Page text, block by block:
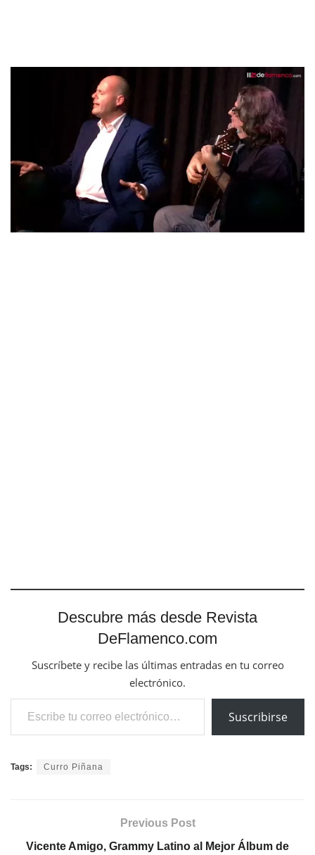
Descubre más desde Revista
DeFlamenco.com
Suscríbete y recibe las últimas entradas en tu correo
electrónico.
Escribe tu correo electrónico…
Suscribirse
Tags: Curro Piñana
Previous Post
Vicente Amigo, Grammy Latino al Mejor Álbum de